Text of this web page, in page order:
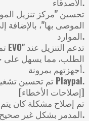
الأصدقاء.
الموصى بها"، بالإضافة
الموارد.
الطلب، مما يسهل على
أجهزتهم بمرونة.
5. تم تحسين تشغيل الصوت في الردهة لميزة Playpal.
[إصلاحات الأخطاء]
بسلاح M1887 - المدمر بشكل غير صحيح.